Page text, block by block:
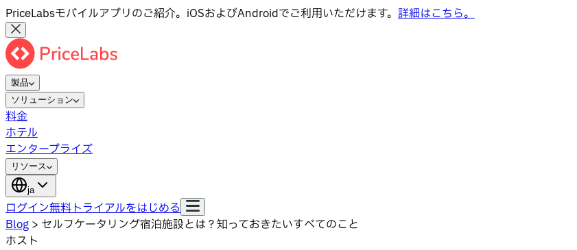
PriceLabsモバイルアプリのご紹介。iOSおよびAndroidでご利用いただけます。 詳細はこちら。
製品
ソリューション
料金
ホテル
エンタープライズ
リソース
ja
ログイン無料トライアルをはじめる
Blog > セルフケータリング宿泊施設とは？知っておきたいすべてのこと
ホスト